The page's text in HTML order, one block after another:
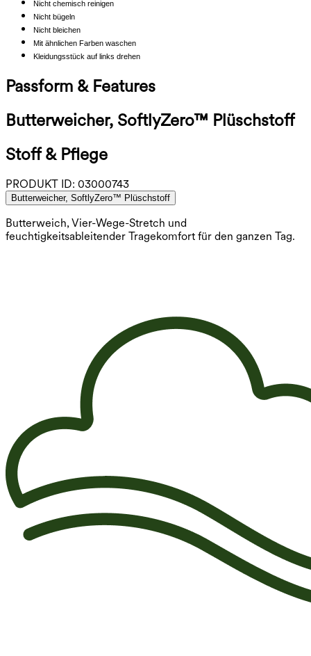
Nicht chemisch reinigen
Nicht bügeln
Nicht bleichen
Mit ähnlichen Farben waschen
Kleidungsstück auf links drehen
Passform & Features
Butterweicher, SoftlyZero™ Plüschstoff
Stoff & Pflege
PRODUKT ID: 03000743
Butterweicher, SoftlyZero™ Plüschstoff
Butterweich, Vier-Wege-Stretch und
feuchtigkeitsableitender Tragekomfort für den ganzen Tag.